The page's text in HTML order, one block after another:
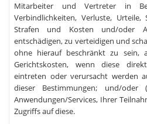
Mitarbeiter und Vertreter in
Verbindlichkeiten, Verluste, Urteile,
Strafen und Kosten und/oder
entschädigen, zu verteidigen und
ohne hierauf beschränkt zu sein,
Gerichtskosten, wenn diese
eintreten oder verursacht werden
dieser Bestimmungen; und/
Anwendungen/Services, Ihrer
Zugriffs auf diese.